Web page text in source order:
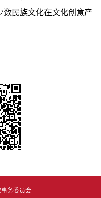
数民族文化在文化创意产
务委员会